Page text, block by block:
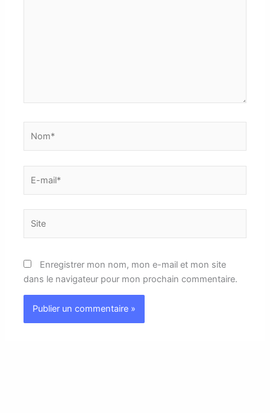
mail*
Enregistrer mon nom, mon e-mail et mon site
dans le navigateur pour mon prochain commentaire.